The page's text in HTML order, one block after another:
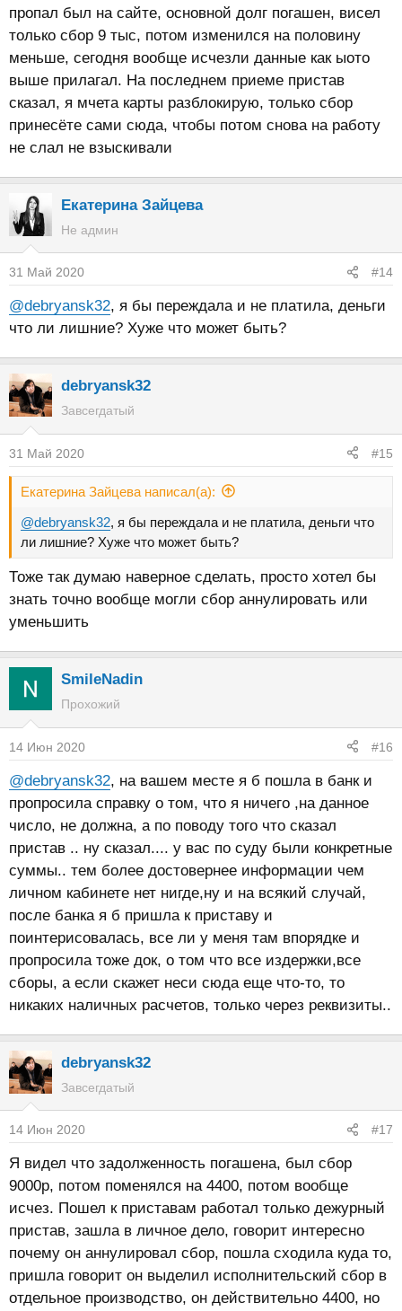
пропал был на сайте, основной долг погашен, висел
только сбор 9 тыс, потом изменился на половину
меньше, сегодня вообще исчезли данные как ыото
выше прилагал. На последнем приеме пристав
сказал, я мчета карты разблокирую, только сбор
принесёте сами сюда, чтобы потом снова на работу
не слал не взыскивали
Екатерина Зайцева
Не админ
31 Май 2020 #14
@debryansk32, я бы переждала и не платила, деньги
что ли лишние? Хуже что может быть?
debryansk32
Завсегдатый
31 Май 2020 #15
Екатерина Зайцева написал(а):
@debryansk32, я бы переждала и не платила, деньги что
ли лишние? Хуже что может быть?
Тоже так думаю наверное сделать, просто хотел бы
знать точно вообще могли сбор аннулировать или
уменьшить
SmileNadin
Прохожий
14 Июн 2020 #16
@debryansk32, на вашем месте я б пошла в банк и
пропросила справку о том, что я ничего ,на данное
число, не должна, а по поводу того что сказал
пристав .. ну сказал.... у вас по суду были конкретные
суммы.. тем более достовернее информации чем
личном кабинете нет нигде,ну и на всякий случай,
после банка я б пришла к приставу и
поинтерисовалась, все ли у меня там впорядке и
пропросила тоже док, о том что все издержки,все
сборы, а если скажет неси сюда еще что-то, то
никаких наличных расчетов, только через реквизиты..
debryansk32
Завсегдатый
14 Июн 2020 #17
Я видел что задолженность погашена, был сбор
9000р, потом поменялся на 4400, потом вообще
исчез. Пошел к приставам работал только дежурный
пристав, зашла в личное дело, говорит интересно
почему он аннулировал сбор, пошла сходила куда то,
пришла говорит он выделил исполнительский сбор в
отдельное производство, он действительно 4400, но